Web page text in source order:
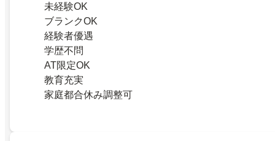
未経験OK
ブランクOK
経験者優遇
学歴不問
AT限定OK
教育充実
家庭都合休み調整可